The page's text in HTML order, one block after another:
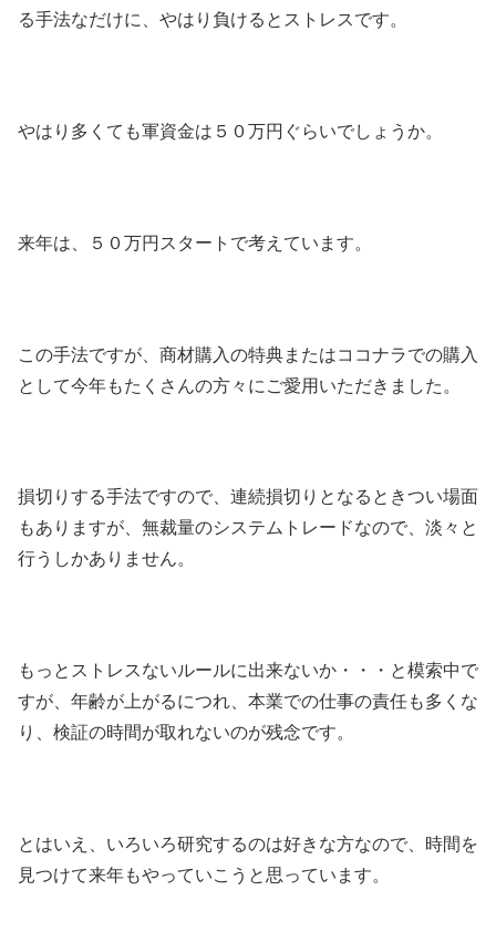
る手法なだけに、やはり負けるとストレスです。
やはり多くても軍資金は５０万円ぐらいでしょうか。
来年は、５０万円スタートで考えています。
この手法ですが、商材購入の特典またはココナラでの購入
として今年もたくさんの方々にご愛用いただきました。
損切りする手法ですので、連続損切りとなるときつい場面
もありますが、無裁量のシステムトレードなので、淡々と
行うしかありません。
もっとストレスないルールに出来ないか・・・と模索中で
すが、年齢が上がるにつれ、本業での仕事の責任も多くな
り、検証の時間が取れないのが残念です。
とはいえ、いろいろ研究するのは好きな方なので、時間を
見つけて来年もやっていこうと思っています。